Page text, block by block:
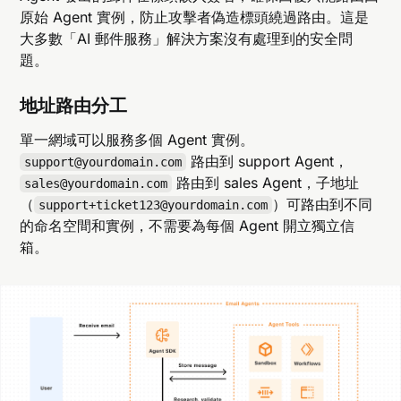
原始 Agent 實例，防止攻擊者偽造標頭繞過路由。這是
大多數「AI 郵件服務」解決方案沒有處理到的安全問
題。
地址路由分工
單一網域可以服務多個 Agent 實例。
support@yourdomain.com 路由到 support Agent，
sales@yourdomain.com
路由到 sales Agent，子地址
（ support+ticket123@yourdomain.com ）可路由到不同
的命名空間和實例，不需要為每個 Agent 開立獨立信
箱。